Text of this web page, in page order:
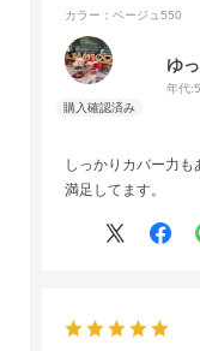
カラー：ベージュ550
ゆ
年代:
しっかりカバー力
満足してます。